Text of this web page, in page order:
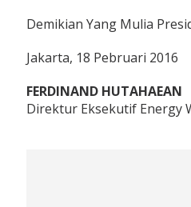
Demikian Yang Mulia
Jakarta, 18 Pebruari 2016
FERDINAND HUTAHAEAN
Direktur Eksekutif Energy